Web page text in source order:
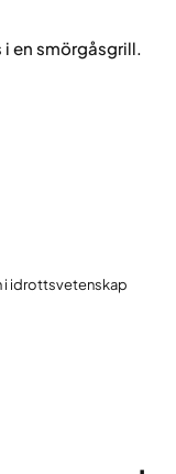
i en smörgåsgrill.
i idrottsvetenskap